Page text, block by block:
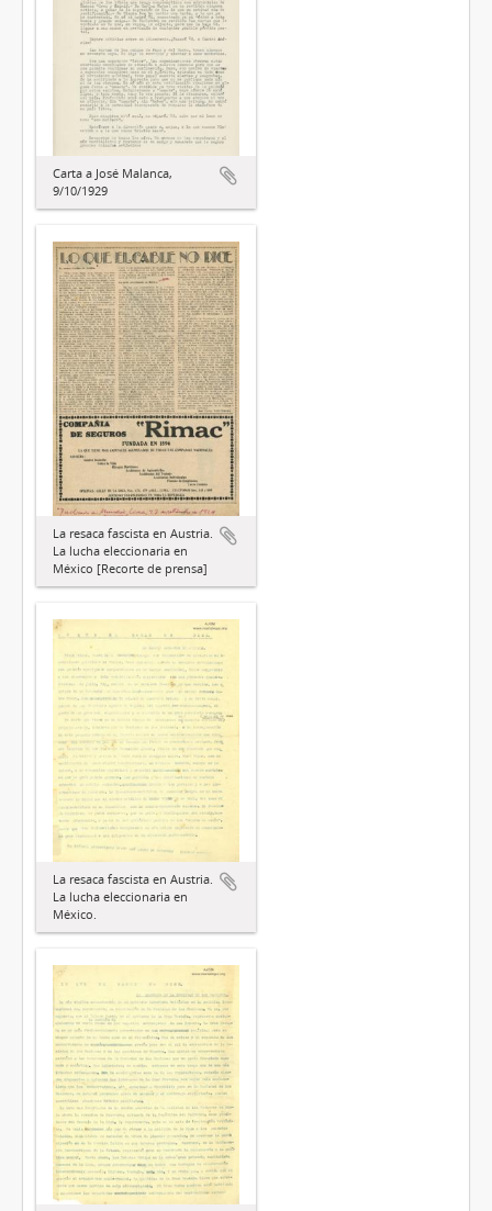
Carta a José Malanca,
9/10/1929
La resaca fascista en Austria.
La lucha eleccionaria en
México [Recorte de prensa]
La resaca fascista en Austria.
La lucha eleccionaria en
México.